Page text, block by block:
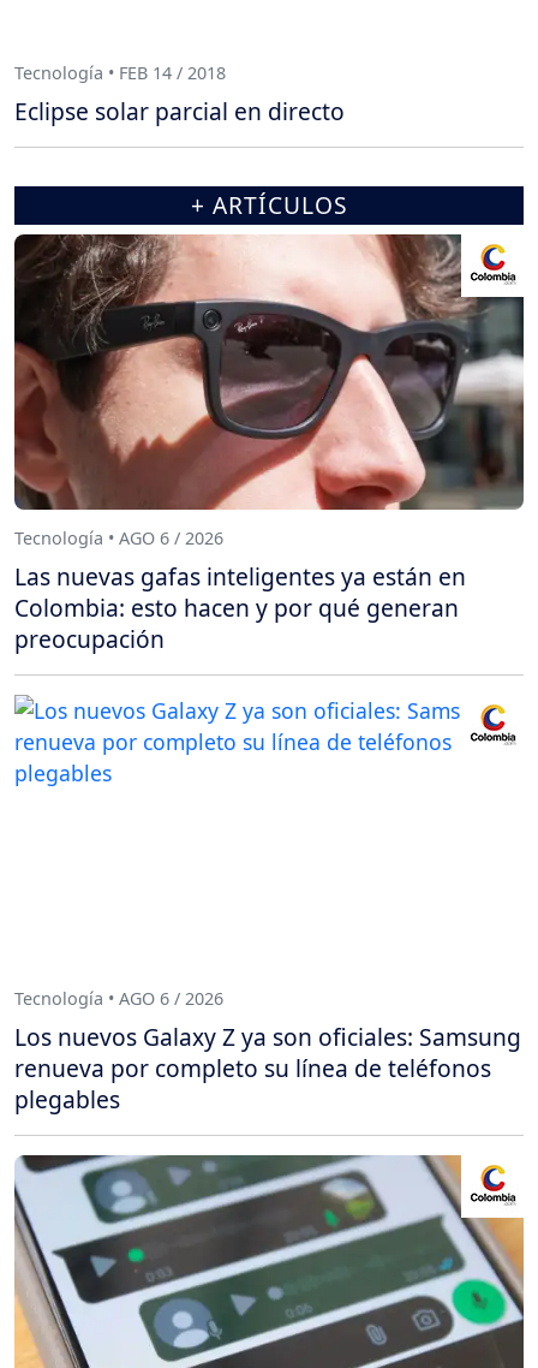
Tecnología • FEB 14 / 2018
Eclipse solar parcial en directo
+ ARTÍCULOS
Tecnología • AGO 6 / 2026
Las nuevas gafas inteligentes ya están en
Colombia: esto hacen y por qué generan
preocupación
Tecnología • AGO 6 / 2026
Los nuevos Galaxy Z ya son oficiales: Samsung
renueva por completo su línea de teléfonos
plegables